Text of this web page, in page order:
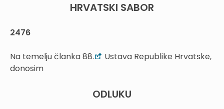
HRVATSKI SABOR
2476
Na temelju članka 88.
Ustava Republike Hrvatske,
donosim
ODLUKU